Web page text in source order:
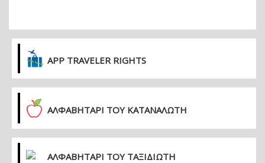
APP TRAVELER RIGHTS
ΑΛΦΑΒΗΤΑΡΙ ΤΟΥ ΚΑΤΑΝΑΛΩΤΗ
ΑΛΦΑΒΗΤΑΡΙ ΤΟΥ ΤΑΞΙΔΙΩΤΗ